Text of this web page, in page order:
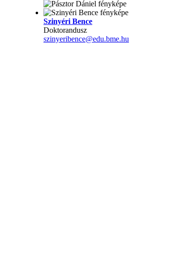
Szinyéri Bence
Doktorandusz
szinyeribence@edu.bme.hu